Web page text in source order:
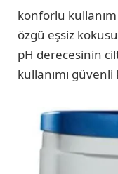
konforlu kullanım
özgü eşsiz
pH derecesinin
kullanımı güvenli